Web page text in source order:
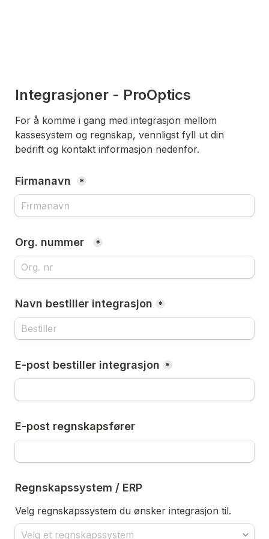
Integrasjoner - ProOptics
For å komme i gang med integrasjon mellom
kassesystem og regnskap, vennligst fyll ut din
bedrift og kontakt informasjon nedenfor.
Firmanavn *
*
Navn bestiller integrasjon *
E-post bestiller integrasjon *
E-post regnskapsfører
Regnskapssystem / ERP
Velg regnskapssystem du ønsker integrasjon til.